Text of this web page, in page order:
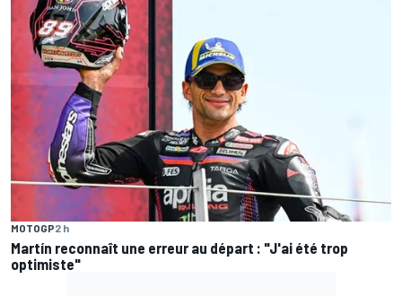
MOTOGP2 h
Martín reconnaît une erreur au départ : "J'ai été trop
optimiste"